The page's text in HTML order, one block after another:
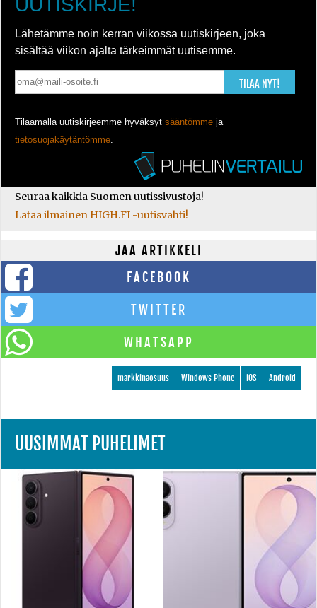
UUTISKIRJE!
Lähetämme noin kerran viikossa uutiskirjeen, joka
sisältää viikon ajalta tärkeimmät uutisemme.
TILAA NYT!
Tilaamalla uutiskirjeemme hyväksyt sääntömme ja
tietosuojakäytäntömme
Seuraa kaikkia Suomen uutissivustoja!
Lataa ilmainen HIGH.FI -uutisvahti!
JAA ARTIKKELI
FACEBOOK
TWITTER
WHATSAPP
Android
iOS
Windows Phone
markkinaosuus
UUSIMMAT PUHELIMET